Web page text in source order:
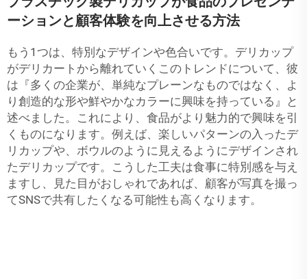
ーションと顧客体験を向上させる方法
もう1つは、特別なデザインや色合いです。デリカップ
がデリカートから離れていくこのトレンドについて、彼
は『多くの企業が、単純なプレーンなものではなく、よ
り創造的な形や鮮やかなカラーに興味を持っている』と
述べました。これにより、食品がより魅力的で興味を引
くものになります。例えば、楽しいパターンの入ったデ
リカップや、ボウルのように見えるようにデザインされ
たデリカップです。こうした工夫は食事に特別感を与え
ますし、見た目がおしゃれであれば、顧客が写真を撮っ
てSNSで共有したくなる可能性も高くなります。